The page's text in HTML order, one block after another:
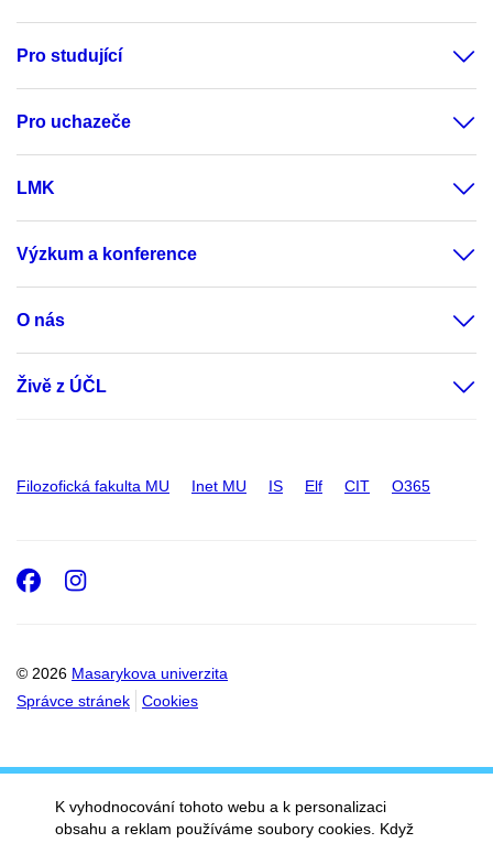
Pro studující
Pro uchazeče
LMK
Výzkum a konference
O nás
Živě z ÚČL
Filozofická fakulta MU Inet MU IS Elf CIT O365
© 2026 Masarykova univerzita
Správce stránek
Cookies
Facebook
Instagram
K vyhodnocování tohoto webu a k personalizaci
obsahu a reklam používáme soubory cookies. Když